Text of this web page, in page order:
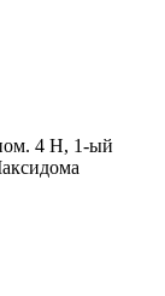
4 Н, 1-ый